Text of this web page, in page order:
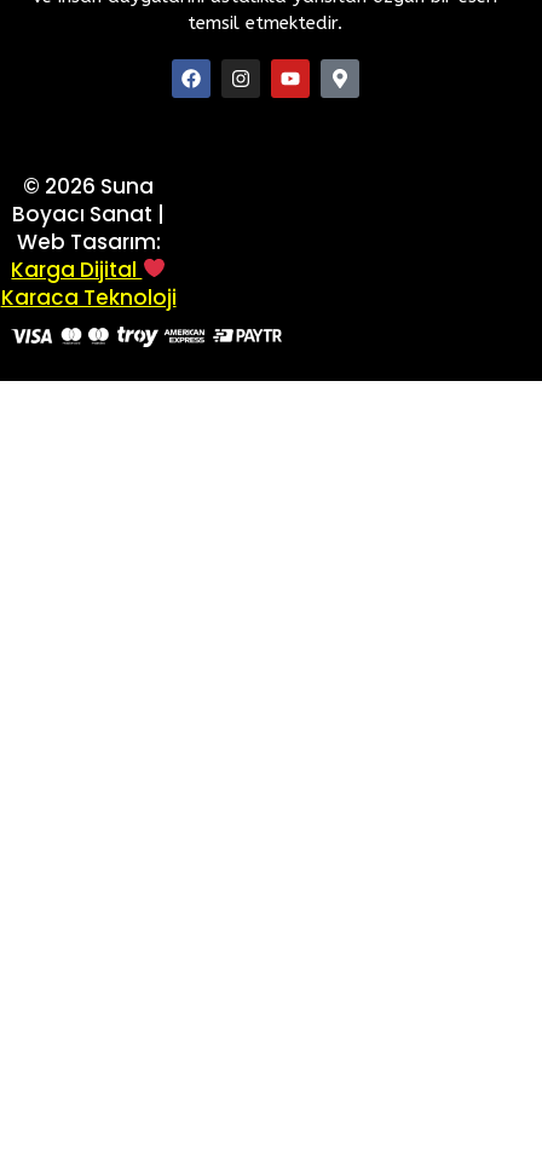
temsil etmektedir.
© 2026 Suna
Boyacı Sanat |
Web Tasarım:
Karga Dijital
Karaca Teknoloji